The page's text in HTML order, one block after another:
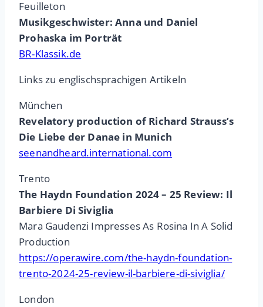
Feuilleton
Musikgeschwister: Anna und Daniel
Prohaska im Porträt
BR-Klassik.de
Links zu englischsprachigen Artikeln
München
Revelatory production of Richard Strauss’s
Die Liebe der Danae in Munich
seenandheard.international.com
Trento
The Haydn Foundation 2024 – 25 Review: Il
Barbiere Di Siviglia
Mara Gaudenzi Impresses As Rosina In A Solid
Production
https://operawire.com/the-haydn-foundation-
trento-2024-25-review-il-barbiere-di-siviglia/
London